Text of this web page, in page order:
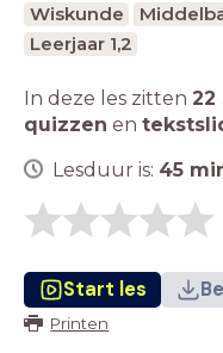
Wiskunde
Leerjaar 1,2
In deze les zitten 22
quizzen en
Lesduur is: 45
Start les
Printen